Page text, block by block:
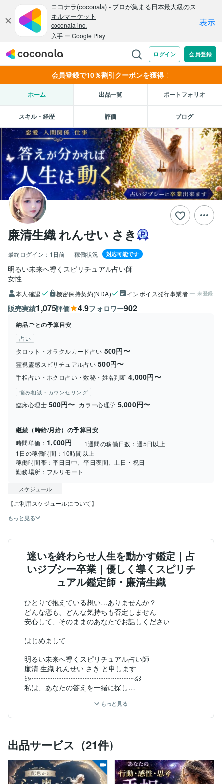
会員登録で10％割引クーポンを獲得！
ホーム 出品一覧 ポートフォリオ
スキル・経歴 評価 ブログ
廉清生織 れんせい さき
最終ログイン： 1日前 稼働状況 対応可能です
明るい未来へ導くスピリチュアル占い師
女性
本人確認 機密保持契約(NDA) インボイス発行事業者 未登録
販売実績1,075評価 4.9フォロワー902
納品ごとの予算目安
占い
タロット・オラクルカード占い 500円〜
霊視霊感スピリチュアル占い 500円〜
手相占い・ホクロ占い・数秘・姓名判断 4,000円〜
悩み相談・カウンセリング
臨床心理士 500円〜 カラー心理学 5,000円〜
継続（時給/月給）の予算目安
時間単価： 1,000円 1週間の稼働日数：週5日以上
1日の稼働時間： 10時間以上
稼働時間帯：平日日中、平日夜間、土日・祝日
勤務場所： フルリモート
スケジュール
【ご利用スケジュールについて】
もっと見る
迷いを終わらせ人生を動かす鑑定｜占
いジプシー卒業｜優しく導くスピリチ
ュアル鑑定師・廉清生織
ひとりで抱えている想い…ありませんか？
どんな恋も、どんな気持ちも否定しません
安心して、そのままのあなたでお話しください
はじめまして
明るい未来へ導くスピリチュアル占い師
廉清 生織 れんせい さき と申します
꒰ঌ┈┈┈┈┈┈┈┈┈┈┈┈┈┈┈໒꒱
私は、あなたの答えを一緒に探し
あなた本来の“光”を取り戻し
これからの選択に迷わない心を
整えることを大切にしています
もっと見る
出品サービス（21件）